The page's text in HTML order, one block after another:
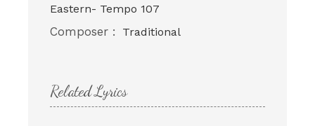
Eastern- Tempo 107
Composer : Traditional
Related Lyrics